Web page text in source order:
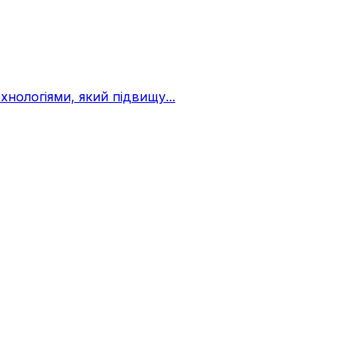
який підвищу...